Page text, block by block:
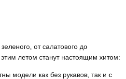
от салатового до
летом станут настоящим хитом:
модели как без рукавов, так и с